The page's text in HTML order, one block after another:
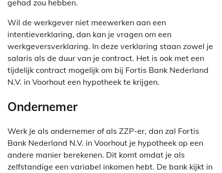
gehad zou hebben.
Wil de werkgever niet meewerken aan een
intentieverklaring, dan kan je vragen om een
werkgeversverklaring. In deze verklaring staan zowel je
salaris als de duur van je contract. Het is ook met een
tijdelijk contract mogelijk om bij Fortis Bank Nederland
N.V. in Voorhout een hypotheek te krijgen.
Ondernemer
Werk je als ondernemer of als ZZP-er, dan zal Fortis
Bank Nederland N.V. in Voorhout je hypotheek op een
andere manier berekenen. Dit komt omdat je als
zelfstandige een variabel inkomen hebt. De bank kijkt in